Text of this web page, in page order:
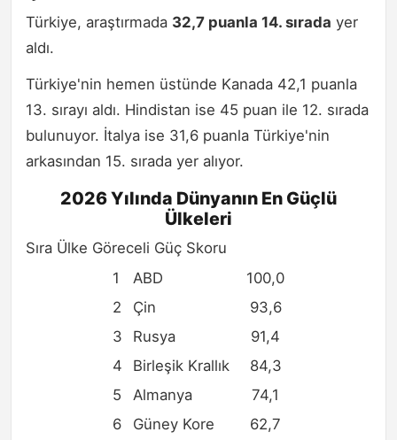
Türkiye, araştırmada 32,7 puanla 14. sırada yer
aldı.
Türkiye'nin hemen üstünde Kanada 42,1 puanla
13. sırayı aldı. Hindistan ise 45 puan ile 12. sırada
bulunuyor. İtalya ise 31,6 puanla Türkiye'nin
arkasından 15. sırada yer alıyor.
2026 Yılında Dünyanın En Güçlü
Ülkeleri
Sıra Ülke Göreceli Güç Skoru
1
ABD
100,0
2
Çin
93,6
3
Rusya
91,4
4
Birleşik Krallık
84,3
5
Almanya
74,1
6
Güney Kore 62,7